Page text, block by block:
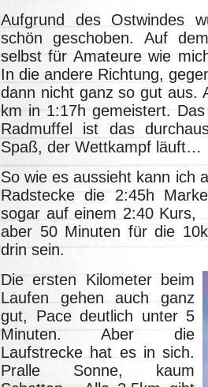
Aufgrund des Ostwindes
schön geschoben. Auf
selbst für Amateure wie
In die andere Richtung,
dann nicht ganz so gut aus.
km in 1:17h gemeistert.
Radmuffel ist das
Spaß, der Wettkampf läuft…
So wie es aussieht kann ich
Radstecke die 2:45h
sogar auf einem 2:40 Kurs,
aber 50 Minuten für die
drin sein.
Die ersten Kilometer beim
Laufen gehen auch ganz
gut, Pace deutlich unter 5
Minuten. Aber die
Laufstrecke hat es in sich.
Pralle Sonne, kaum